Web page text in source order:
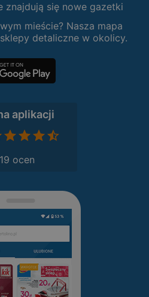
znajdują się nowe gazetki
mieście? Nasza mapa
detaliczne w okolicy.
aplikacji
ocen